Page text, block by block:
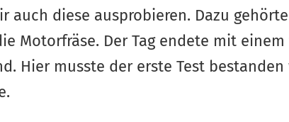
auch diese ausprobieren. Dazu
Motorfräse. Der Tag endete mit
Hier musste der erste Test